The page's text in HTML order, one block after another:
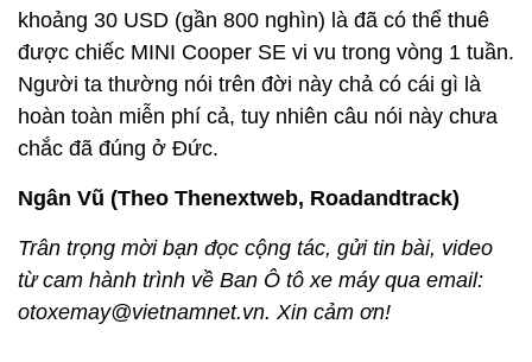
khoảng 30 USD (gần 800 nghìn) là đã có thể thuê
được chiếc MINI Cooper SE vi vu trong vòng 1 tuần.
Người ta thường nói trên đời này chả có cái gì là
hoàn toàn miễn phí cả, tuy nhiên câu nói này chưa
chắc đã đúng ở Đức.
Ngân Vũ (Theo Thenextweb, Roadandtrack)
Trân trọng mời bạn đọc cộng tác, gửi tin bài, video
từ cam hành trình về Ban Ô tô xe máy qua email:
otoxemay@vietnamnet.vn. Xin cảm ơn!